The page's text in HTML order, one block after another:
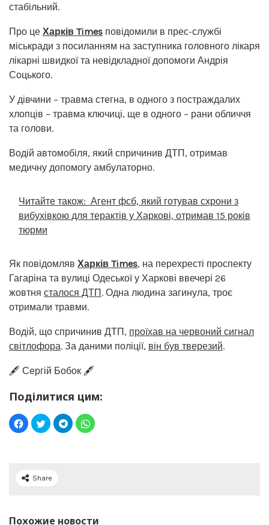
стабільний.
Про це Харків Times повідомили в прес-службі
міськради з посиланням на заступника головного лікаря
лікарні швидкої та невідкладної допомоги Андрія
Соцького.
У дівчини – травма стегна, в одного з постраждалих
хлопців – травма ключиці, ще в одного – рани обличчя
та голови.
Водій автомобіля, який спричинив ДТП, отримав
медичну допомогу амбулаторно.
Читайте також: Агент фсб, який готував схрони з
вибухівкою для терактів у Харкові, отримав 15 років
тюрми
Як повідомляв Харків Times, на перехресті проспекту
Гагаріна та вулиці Одеської у Харкові ввечері 26
жовтня сталося ДТП. Одна людина загинула, троє
отримали травми.
Водій, що спричинив ДТП, проїхав на червоний сигнал
світлофора. За даними поліції, він був тверезий.
🖋️ Сергій Бобок 🖋️
Поділитися цим:
Share
Похожие новости